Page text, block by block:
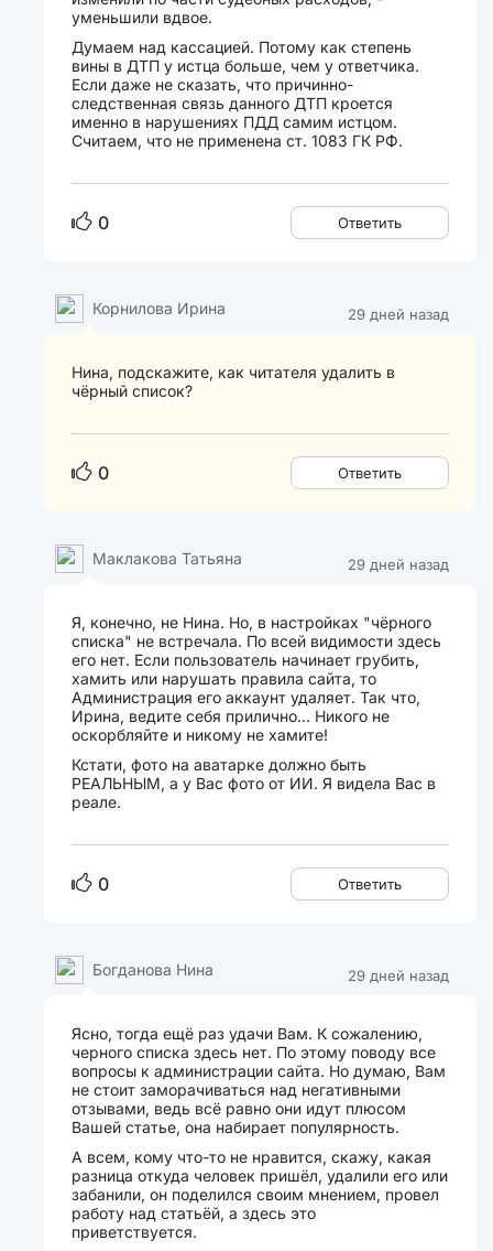
уменьшили вдвое.
Думаем над кассацией. Потому как степень
вины в ДТП у истца больше, чем у ответчика.
Если даже не сказать, что причинно-
следственная связь данного ДТП кроется
именно в нарушениях ПДД самим истцом.
Считаем, что не применена ст. 1083 ГК РФ.
0 Ответить
29 дней назад
Корнилова Ирина
Нина, подскажите, как читателя удалить в
чёрный список?
0 Ответить
29 дней назад
Маклакова Татьяна
Я, конечно, не Нина. Но, в настройках "чёрного
списка" не встречала. По всей видимости здесь
его нет. Если пользователь начинает грубить,
хамить или нарушать правила сайта, то
Администрация его аккаунт удаляет. Так что,
Ирина, ведите себя прилично... Никого не
оскорбляйте и никому не хамите!
Кстати, фото на аватарке должно быть
РЕАЛЬНЫМ, а у Вас фото от ИИ. Я видела Вас в
реале.
0 Ответить
29 дней назад
Богданова Нина
Ясно, тогда ещё раз удачи Вам. К сожалению,
черного списка здесь нет. По этому поводу все
вопросы к администрации сайта. Но думаю, Вам
не стоит заморачиваться над негативными
отзывами, ведь всё равно они идут плюсом
Вашей статье, она набирает популярность.
А всем, кому что-то не нравится, скажу, какая
разница откуда человек пришёл, удалили его или
забанили, он поделился своим мнением, провел
работу над статьёй, а здесь это
приветствуется.